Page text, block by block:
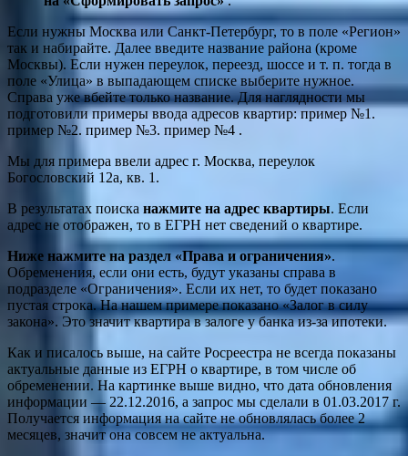
Если нужны Москва или Санкт-Петербург, то в поле «Регион»
так и набирайте. Далее введите название района (кроме
Москвы). Если нужен переулок, переезд, шоссе и т. п. тогда в
поле «Улица» в выпадающем списке выберите нужное.
Справа уже вбейте только название. Для наглядности мы
подготовили примеры ввода адресов квартир: пример №1.
пример №2. пример №3. пример №4 .
Мы для примера ввели адрес г. Москва, переулок
Богословский 12а, кв. 1.
В результатах поиска нажмите на адрес квартиры. Если
адрес не отображен, то в ЕГРН нет сведений о квартире.
Ниже нажмите на раздел «Права и ограничения».
Обременения, если они есть, будут указаны справа в
подразделе «Ограничения». Если их нет, то будет показано
пустая строка. На нашем примере показано «Залог в силу
закона». Это значит квартира в залоге у банка из-за ипотеки.
Как и писалось выше, на сайте Росреестра не всегда показаны
актуальные данные из ЕГРН о квартире, в том числе об
обременении. На картинке выше видно, что дата обновления
информации — 22.12.2016, а запрос мы сделали в 01.03.2017 г.
Получается информация на сайте не обновлялась более 2
месяцев, значит она совсем не актуальна.